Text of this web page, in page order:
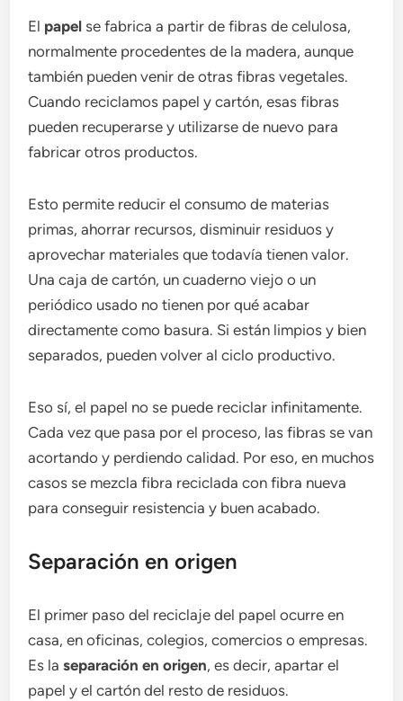
El papel se fabrica a partir de fibras de celulosa,
normalmente procedentes de la madera, aunque
también pueden venir de otras fibras vegetales.
Cuando reciclamos papel y cartón, esas fibras
pueden recuperarse y utilizarse de nuevo para
fabricar otros productos.
Esto permite reducir el consumo de materias
primas, ahorrar recursos, disminuir residuos y
aprovechar materiales que todavía tienen valor.
Una caja de cartón, un cuaderno viejo o un
periódico usado no tienen por qué acabar
directamente como basura. Si están limpios y bien
separados, pueden volver al ciclo productivo.
Eso sí, el papel no se puede reciclar infinitamente.
Cada vez que pasa por el proceso, las fibras se van
acortando y perdiendo calidad. Por eso, en muchos
casos se mezcla fibra reciclada con fibra nueva
para conseguir resistencia y buen acabado.
Separación en origen
El primer paso del reciclaje del papel ocurre en
casa, en oficinas, colegios, comercios o empresas.
Es laseparación en origen, es decir, apartar el
papel y el cartón del resto de residuos.